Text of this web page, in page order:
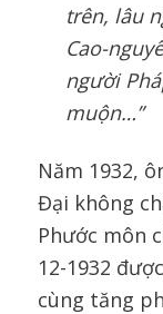
trên, lâu
Cao-
người
muộn…”
Năm 1932,
Đại không
Phước môn
12-1932
cùng tăng